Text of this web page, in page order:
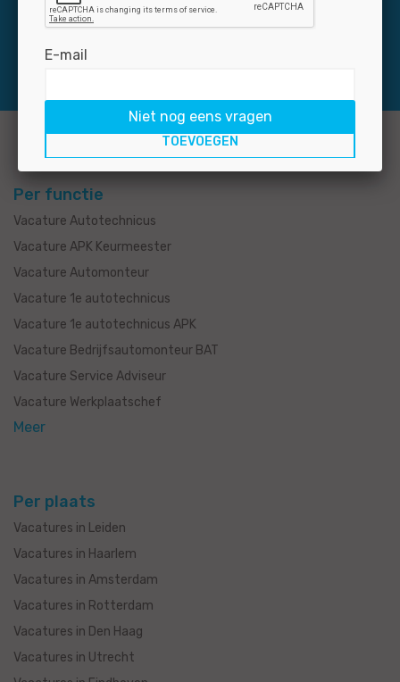
Per functie
Vacature Autotechnicus
Vacature APK Keurmeester
Vacature Automonteur
Vacature 1e autotechnicus
Vacature 1e autotechnicus APK
Vacature Bedrijfsautomonteur BAT
Vacature Service Adviseur
Vacature Werkplaatschef
Meer
Per plaats
Vacatures in Leiden
Vacatures in Haarlem
Vacatures in Amsterdam
Vacatures in Rotterdam
Vacatures in Den Haag
Vacatures in Utrecht
E-mail
Niet nog eens vragen